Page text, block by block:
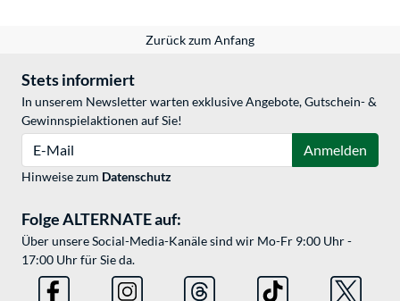
Zurück zum Anfang
Stets informiert
In unserem Newsletter warten exklusive Angebote, Gutschein- &
Gewinnspielaktionen auf Sie!
Anmelden
Hinweise zum Datenschutz
Folge ALTERNATE auf:
Über unsere Social-Media-Kanäle sind wir Mo-Fr 9:00 Uhr -
17:00 Uhr für Sie da.